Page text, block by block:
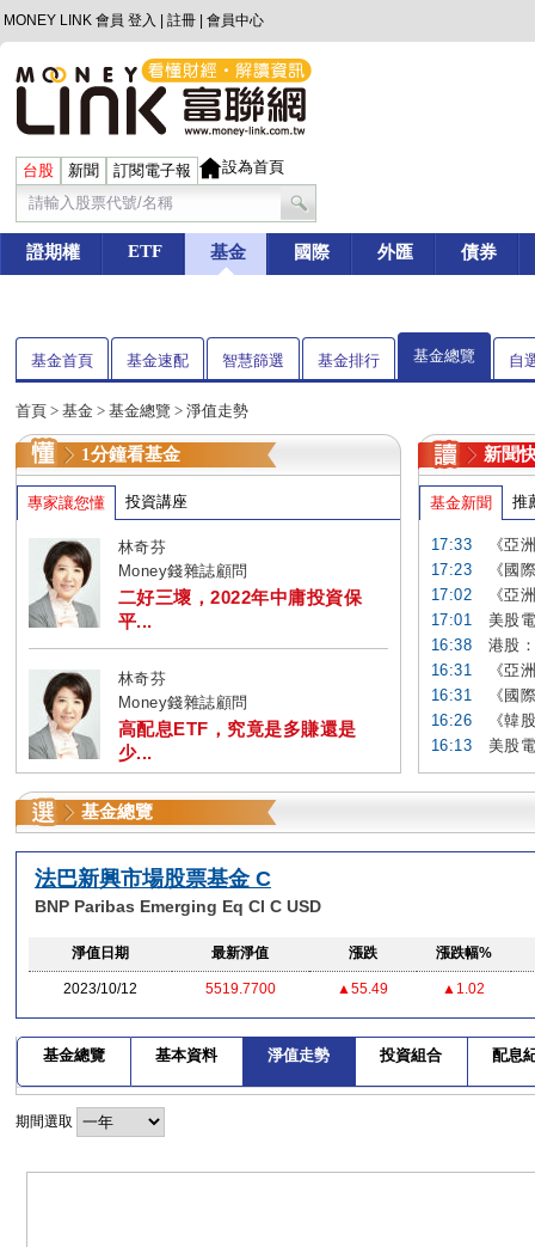
MONEY LINK 會員 登入 註冊 會員中心
台股 新聞 訂閱電子報 設為首頁
證期權 ETF 基金 國際 外匯 債券
基金首頁 基金速配 智慧篩選 基金排行 基金總覽 自
首頁 > 基金 > 基金總覽 > 淨值走勢
1分鐘看基金
專家讓您懂 投資講座
林奇芬
Money錢雜誌顧問
二好三壞，2022年中庸投資保
平...
林奇芬
Money錢雜誌顧問
高配息ETF，究竟是多賺還是
少...
新聞
基金新聞 推
17:33
《亞
17:23
《國
17:02
《亞
17:01
美股
16:38
港股
16:31
《亞
16:31
《國
16:26
《韓
16:13
美股
基金總覽
法巴新興市場股票基金 C
BNP Paribas Emerging Eq Cl C USD
淨值日期 最新淨值 漲跌 漲跌幅%
2023/10/12 5519.7700 ▲55.49 ▲1.02
基金總覽 基本資料 淨值走勢 投資組合 配息
期間選取